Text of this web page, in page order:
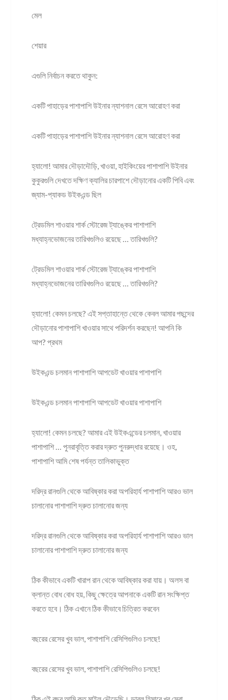
মেল
শেয়ার
এগুলি নির্বাচন করতে থাকুন:
একটি পাহাড়ের পাশাপাশি উইনার ন্যাশনাল রেসে আরোহণ করা
একটি পাহাড়ের পাশাপাশি উইনার ন্যাশনাল রেসে আরোহণ করা
হ্যালো! আমার দৌড়াদৌড়ি, খাওয়া, হাইকিংয়ের পাশাপাশি উইনার
কুকুরগুলি দেখতে দক্ষিণ ক্যালির চারপাশে দৌড়ানোর একটি পিবি এবং
জ্যাম-প্যাকড উইকএন্ড ছিল
ট্রেডমিল শাওয়ার শার্ক স্টোরেজ ট্যাঙ্কের পাশাপাশি
মধ্যাহ্নভোজনের তারিখগুলিও রয়েছে … তারিখগুলি?
ট্রেডমিল শাওয়ার শার্ক স্টোরেজ ট্যাঙ্কের পাশাপাশি
মধ্যাহ্নভোজনের তারিখগুলিও রয়েছে … তারিখগুলি?
হ্যালো! কেমন চলছে? এই সপ্তাহান্তে থেকে কেবল আমার পছন্দের
দৌড়ানোর পাশাপাশি খাওয়ার সাথে পরিদর্শন করছেন! আপনি কি
আপ? প্রথম
উইকএন্ড চলমান পাশাপাশি আপডেট খাওয়ার পাশাপাশি
উইকএন্ড চলমান পাশাপাশি আপডেট খাওয়ার পাশাপাশি
হ্যালো! কেমন চলছে? আমার এই উইকএন্ডের চলমান, খাওয়ার
পাশাপাশি … পুনরাবৃত্তি করার দ্রুত পুনরুদ্ধার রয়েছে। ওহ,
পাশাপাশি আমি শেষ পর্যন্ত তালিকাভুক্ত
দরিদ্র রানগুলি থেকে আবিষ্কার করা অপরিহার্য পাশাপাশি আরও ভাল
চালানোর পাশাপাশি দ্রুত চালানোর জন্য
দরিদ্র রানগুলি থেকে আবিষ্কার করা অপরিহার্য পাশাপাশি আরও ভাল
চালানোর পাশাপাশি দ্রুত চালানোর জন্য
ঠিক কীভাবে একটি খারাপ রান থেকে আবিষ্কার করা যায়। অলস বা
ক্লান্ত বোধ বোধ হয়, কিছু ক্ষেত্রে আপনাকে একটি রান সংক্ষিপ্ত
করতে হবে। ঠিক এখানে ঠিক কীভাবে চিত্রিত করবেন
বছরের রেসের খুব ভাল, পাশাপাশি রেসিপিগুলিও চলছে!
বছরের রেসের খুব ভাল, পাশাপাশি রেসিপিগুলিও চলছে!